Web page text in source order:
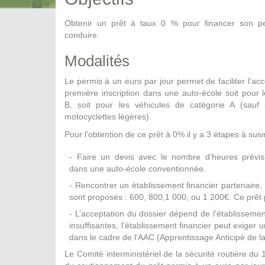
Obtenir un prêt à taux 0 % pour financer son
conduire.
Modalités
Le permis à un euro par jour permet de faciliter
première inscription dans une auto-école soit pour
B, soit pour les véhicules de catégorie A (sauf
motocyclettes légères).
Pour l’obtention de ce prêt à 0% il y a 3 étapes à
- Faire un devis avec le nombre d’heures
dans une auto-école conventionnée.
- Rencontrer un établissement financier
sont proposés : 600, 800,1 000, ou 1 200€. Ce prêt
- L’acceptation du dossier dépend de
insuffisantes, l’établissement financier peut exiger
dans le cadre de l’AAC (Apprentissage Anticipé de
Le Comité interministériel de la sécurité routière du